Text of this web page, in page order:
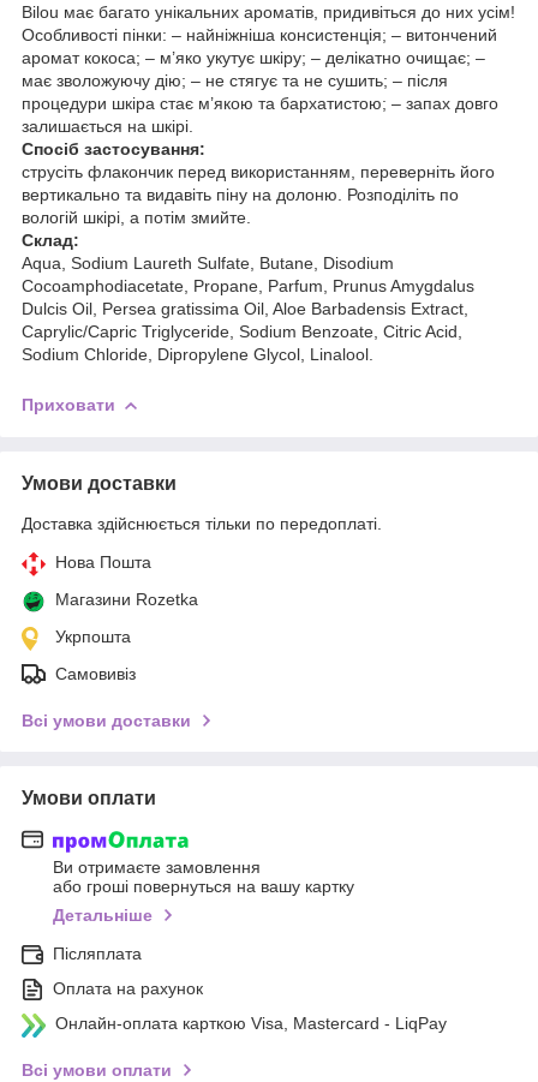
Bilou має багато унікальних ароматів, придивіться до них усім!
Особливості пінки: – найніжніша консистенція; – витончений
аромат кокоса; – м’яко укутує шкіру; – делікатно очищає; –
має зволожуючу дію; – не стягує та не сушить; – після
процедури шкіра стає м’якою та бархатистою; – запах довго
залишається на шкірі.
Спосіб застосування:
струсіть флакончик перед використанням, переверніть його
вертикально та видавіть піну на долоню. Розподіліть по
вологій шкірі, а потім змийте.
Склад:
Aqua, Sodium Laureth Sulfate, Butane, Disodium
Cocoamphodiacetate, Propane, Parfum, Prunus Amygdalus
Dulcis Oil, Persea gratissima Oil, Aloe Barbadensis Extract,
Caprylic/Capric Triglyceride, Sodium Benzoate, Citric Acid,
Sodium Chloride, Dipropylene Glycol, Linalool.
Приховати
Умови доставки
Доставка здійснюється тільки по передоплаті.
Нова Пошта
Магазини Rozetka
Укрпошта
Самовивіз
Всі умови доставки
Умови оплати
Ви отримаєте замовлення
або гроші повернуться на вашу картку
Детальніше
Післяплата
Оплата на рахунок
Онлайн-оплата карткою Visa, Mastercard - LiqPay
Всі умови оплати